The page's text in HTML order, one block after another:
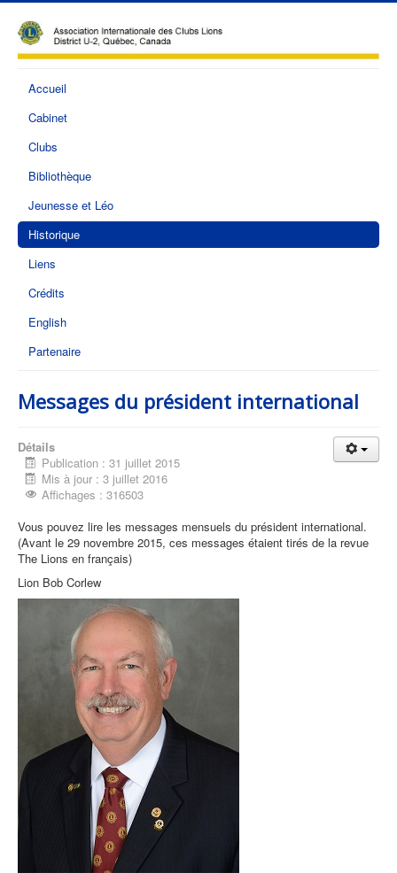
Accueil
Cabinet
Clubs
Bibliothèque
Jeunesse et Léo
Historique
Liens
Crédits
English
Partenaire
Messages du président international
Détails
Publication : 31 juillet 2015
Mis à jour : 3 juillet 2016
Affichages : 316503
Vous pouvez lire les messages mensuels du président international.
(Avant le 29 novembre 2015, ces messages étaient tirés de la revue
The Lions en français)
Lion Bob Corlew